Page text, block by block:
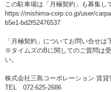
この駐車場は「月極契約」も募集し
https://mishima-corp.co.jp/user/
b5e1-bd2f52476537
「月極契約」についてお問い合せは
※タイムズのBに関してのご質問は
い。
株式会社三島コーポレーション 賃貸
TEL 072-625-2686